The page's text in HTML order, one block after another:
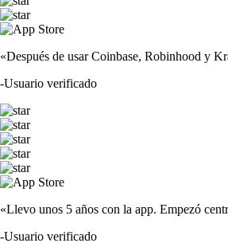
«Después de usar Coinbase, Robinhood y
-Usuario verificado
«Llevo unos 5 años con la app. Empezó
-Usuario verificado